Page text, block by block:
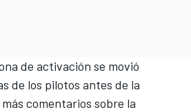
de activación se movió
de los pilotos antes de la
comentarios sobre la